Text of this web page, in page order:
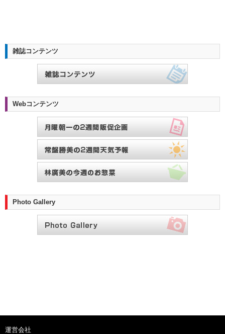
雑誌コンテンツ
Webコンテンツ
Photo Gallery
運営会社